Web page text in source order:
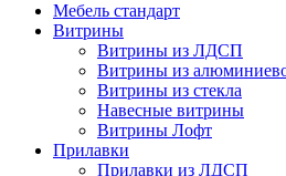
Мебель стандарт
Витрины
Витрины из ЛДСП
Витрины из
Витрины из стекла
Навесные витрины
Витрины Лофт
Прилавки
Прилавки из ЛДСП